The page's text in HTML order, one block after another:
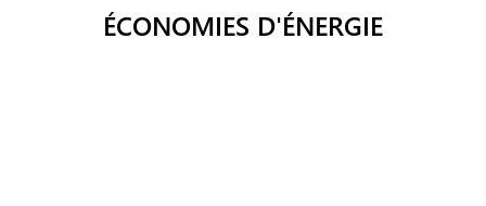
ÉCONOMIES D'ÉNERGIE